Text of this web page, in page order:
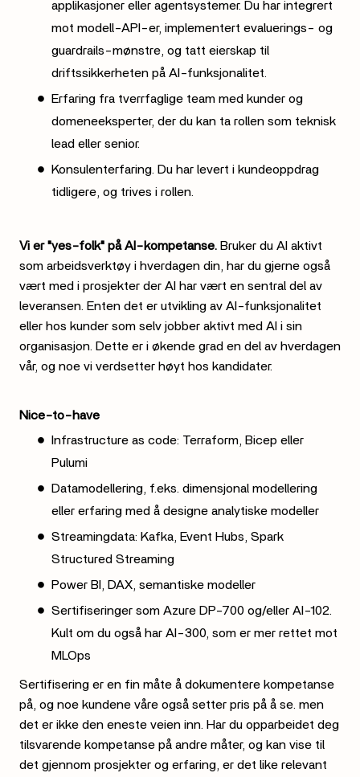
applikasjoner eller agentsystemer. Du har integrert
mot modell-API-er, implementert evaluerings- og
guardrails-mønstre, og tatt eierskap til
driftssikkerheten på AI-funksjonalitet.
Erfaring fra tverrfaglige team med kunder og
domeneeksperter, der du kan ta rollen som teknisk
lead eller senior.
Konsulenterfaring. Du har levert i kundeoppdrag
tidligere, og trives i rollen.
Vi er "yes-folk" på AI-kompetanse. Bruker du AI aktivt
som arbeidsverktøy i hverdagen din, har du gjerne også
vært med i prosjekter der AI har vært en sentral del av
leveransen. Enten det er utvikling av AI-funksjonalitet
eller hos kunder som selv jobber aktivt med AI i sin
organisasjon. Dette er i økende grad en del av hverdagen
vår, og noe vi verdsetter høyt hos kandidater.
Nice-to-have
Infrastructure as code: Terraform, Bicep eller
Pulumi
Datamodellering, f.eks. dimensjonal modellering
eller erfaring med å designe analytiske modeller
Streamingdata: Kafka, Event Hubs, Spark
Structured Streaming
Power BI, DAX, semantiske modeller
Sertifiseringer som Azure DP-700 og/eller AI-102.
Kult om du også har AI-300, som er mer rettet mot
MLOps
Sertifisering er en fin måte å dokumentere kompetanse
på, og noe kundene våre også setter pris på å se. men
det er ikke den eneste veien inn. Har du opparbeidet deg
tilsvarende kompetanse på andre måter, og kan vise til
det gjennom prosjekter og erfaring, er det like relevant